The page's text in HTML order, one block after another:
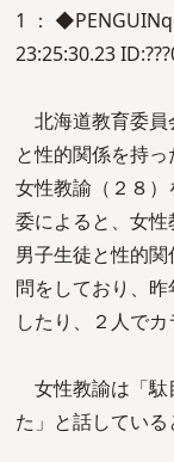
1 ：
23:25:30.23
北海道教育委員
と性的関係を持
女性教諭（２８
委によると、女
男子生徒と性的
問をしており、
したり、２人でカ
女性教諭は「駄
た」と話している